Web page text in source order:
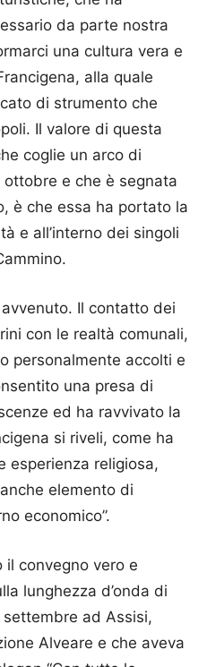
da parte nostra
una cultura vera e
alla quale
di strumento che
Il valore di questa
coglie un arco di
ottobre e che è segnata
è che essa ha portato la
e all’interno dei singoli
Il contatto dei
con le realtà comunali,
personalmente accolti e
una presa di
ed ha ravvivato la
si riveli, come ha
esperienza religiosa,
elemento di
economico”.
convegno vero e
lunghezza d’onda di
ad Assisi,
Alveare e che aveva